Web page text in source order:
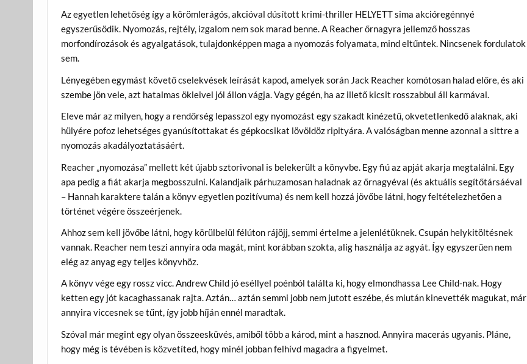
Az egyetlen lehetőség így a körömlerágós, akcióval dúsított krimi-thriller HELYETT sima akcióregénnyé
egyszerűsödik. Nyomozás, rejtély, izgalom nem sok marad benne. A Reacher őrnagyra jellemző hosszas
morfondírozások és agyalgatások, tulajdonképpen maga a nyomozás folyamata, mind eltűntek. Nincsenek fordulatok
sem.
Lényegében egymást követő cselekvések leírását kapod, amelyek során Jack Reacher komótosan halad előre, és aki
szembe jön vele, azt hatalmas ökleivel jól állon vágja. Vagy gégén, ha az illető kicsit rosszabbul áll karmával.
Eleve már az milyen, hogy a rendőrség lepasszol egy nyomozást egy szakadt kinézetű, okvetetlenkedő alaknak, aki
hülyére pofoz lehetséges gyanúsítottakat és gépkocsikat lövöldöz ripityára. A valóságban menne azonnal a sittre a
nyomozás akadályoztatásáért.
Reacher „nyomozása” mellett két újabb sztorivonal is belekerült a könyvbe. Egy fiú az apját akarja megtalálni. Egy
apa pedig a fiát akarja megbosszulni. Kalandjaik párhuzamosan haladnak az őrnagyéval (és aktuális segítőtársáéval
– Hannah karaktere talán a könyv egyetlen pozitívuma) és nem kell hozzá jövőbe látni, hogy feltételezhetően a
történet végére összeérjenek.
Ahhoz sem kell jövőbe látni, hogy körülbelül félúton rájöjj, semmi értelme a jelenlétüknek. Csupán helykitöltésnek
vannak. Reacher nem teszi annyira oda magát, mint korábban szokta, alig használja az agyát. Így egyszerűen nem
elég az anyag egy teljes könyvhöz.
A könyv vége egy rossz vicc. Andrew Child jó eséllyel poénból találta ki, hogy elmondhassa Lee Child-nak. Hogy
ketten egy jót kacaghassanak rajta. Aztán… aztán semmi jobb nem jutott eszébe, és miután kinevették magukat, már
annyira viccesnek se tűnt, így jobb híján ennél maradtak.
Szóval már megint egy olyan összeesküvés, amiből több a károd, mint a hasznod. Annyira macerás ugyanis. Pláne,
hogy még is tévében is közvetíted, hogy minél jobban felhívd magadra a figyelmet.